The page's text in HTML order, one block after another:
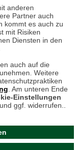
anderen
Partner auch
kommt es auch zu
mit Risiken
Diensten in den
auch auf die
Weitere
. Am unteren Ende
Einstellungen
ggf. widerrufen..
Schutzgesetz
Online-Shop
unsere funktionalen